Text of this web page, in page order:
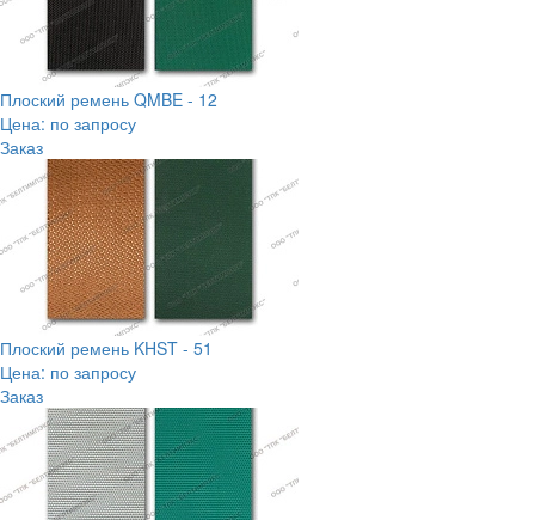
Плоский ремень QMBE - 12
Цена: по запросу
Заказ
Плоский ремень KHST - 51
Цена: по запросу
Заказ